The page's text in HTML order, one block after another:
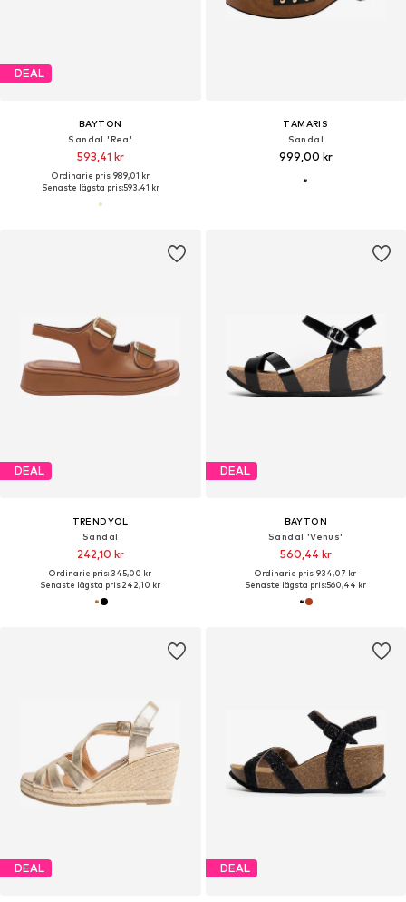
DEAL
BAYTON
Sandal 'Rea'
593,41 kr
Ordinarie pris: 989,01 kr
Senaste lägsta pris:593,41 kr
TAMARIS
Sandal
999,00 kr
DEAL
TRENDYOL
Sandal
242,10 kr
Ordinarie pris: 345,00 kr
Senaste lägsta pris:242,10 kr
DEAL
BAYTON
Sandal 'Venus'
560,44 kr
Ordinarie pris: 934,07 kr
Senaste lägsta pris:560,44 kr
DEAL DEAL